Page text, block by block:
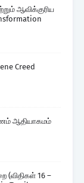
ஆவிக்குரிய
Creed
ஆதியாகமம்
(விதிகள் 16 –